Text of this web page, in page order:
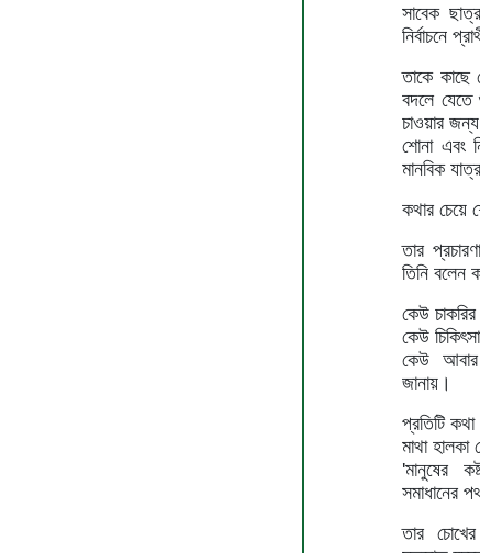
সাবেক
নির্বাচনে
তাকে কাছে
বদলে
চাওয়ার
শোনা এবং
মানবিক
কথার চেয়ে
তার
তিনি বলেন
কেউ
কেউ
কেউ আবার
জানায়।
প্রতিটি
মাথা
'মানুষের
সমাধানের
তার